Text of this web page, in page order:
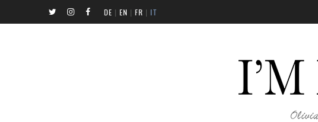
DE | EN | FR | IT